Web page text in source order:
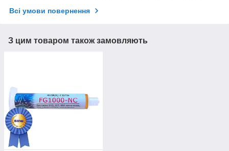
Всі умови повернення
З цим товаром також замовляють